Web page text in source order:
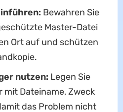
Bewahren Sie
Master-Datei
Ort auf und schützen
nutzen: Legen Sie
mit Dateiname, Zweck
das Problem nicht